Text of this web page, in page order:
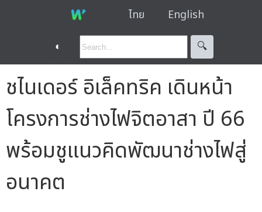
ไทย English
◐ 🔍︎
ชไนเดอร์ อิเล็คทริค เดินหน้า
โครงการช่างไฟจิตอาสา ปี 66
พร้อมชูแนวคิดพัฒนาช่างไฟสู่
อนาคต